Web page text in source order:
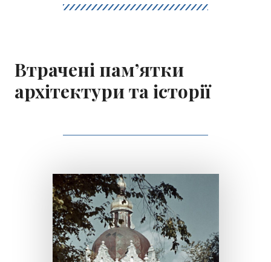
Втрачені пам’ятки
архітектури та історії